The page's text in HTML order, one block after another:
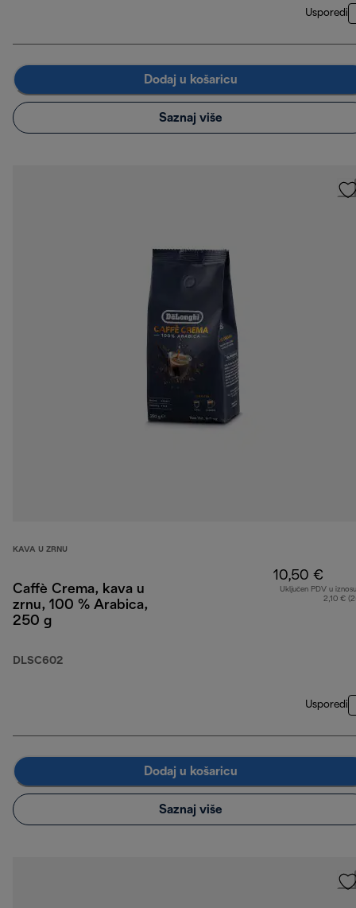
Usporedi
Dodaj u košaricu
Saznaj više
KAVA U ZRNU
Caffè Crema, kava u
zrnu, 100 % Arabica,
250 g
DLSC602
10,50 €
Uključen PDV u
2,10 €
Usporedi
Dodaj u košaricu
Saznaj više